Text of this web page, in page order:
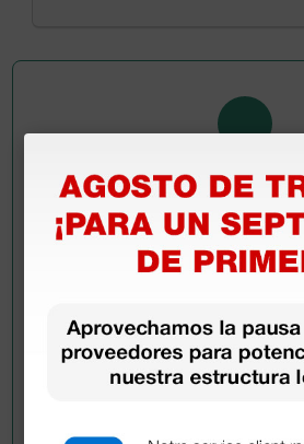
Pregúntale a un colega
información?
Envía ahora mismo tu pregunta a
han adquirido este producto.